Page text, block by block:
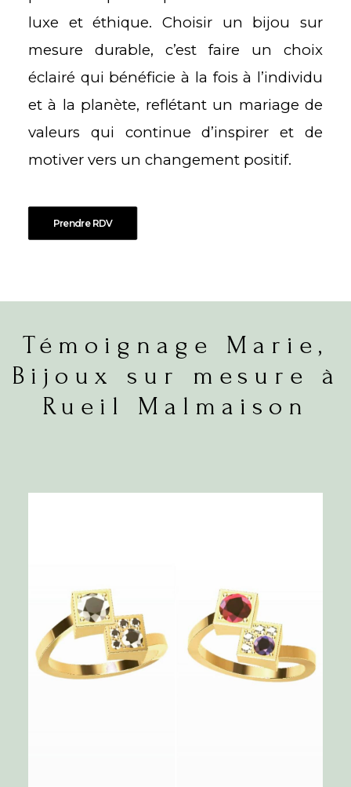
luxe et éthique. Choisir un bijou sur
mesure durable, c’est faire un choix
éclairé qui bénéficie à la fois à l’individu
et à la planète, reflétant un mariage de
valeurs qui continue d’inspirer et de
motiver vers un changement positif.
Prendre RDV
Témoignage Marie,
Bijoux sur mesure à
Rueil Malmaison